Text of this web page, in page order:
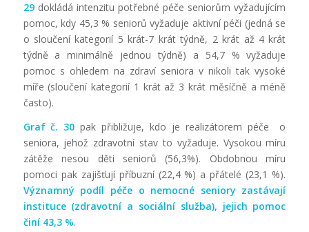
29dokládá intenzitu potřebné péče seniorům vyžadujícím
pomoc, kdy 45,3 % seniorů vyžaduje aktivní péči (jedná se
o sloučení kategorií 5 krát-7 krát týdně, 2 krát až 4 krát
týdně a minimálně jednou týdně) a 54,7 % vyžaduje
pomoc s ohledem na zdraví seniora v nikoli tak vysoké
míře (sloučení kategorií 1 krát až 3 krát měsíčně a méně
často).
Graf č. 30 pak přibližuje, kdo je realizátorem péče o
seniora, jehož zdravotní stav to vyžaduje. Vysokou míru
zátěže nesou děti seniorů (56,3%). Obdobnou míru
pomoci pak zajišťují příbuzní (22,4 %) a přátelé (23,1 %).
Významný podíl péče o nemocné seniory zastávají
instituce (zdravotní a sociální služba), jejich pomoc
činí 43,3 %.